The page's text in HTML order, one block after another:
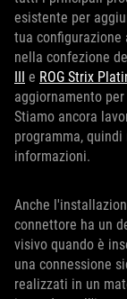
esistente per
tua configurazione
nella confezione
e ROG Strix
aggiornamento
Stiamo ancora
programma,
informazioni.
Anche
connettore ha un
visivo quando è
una connessione
realizzati in un